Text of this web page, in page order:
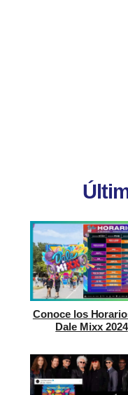
Conoce los
Dale Mixx 2024